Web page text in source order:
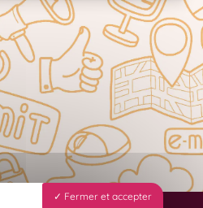
Fermer et accepter